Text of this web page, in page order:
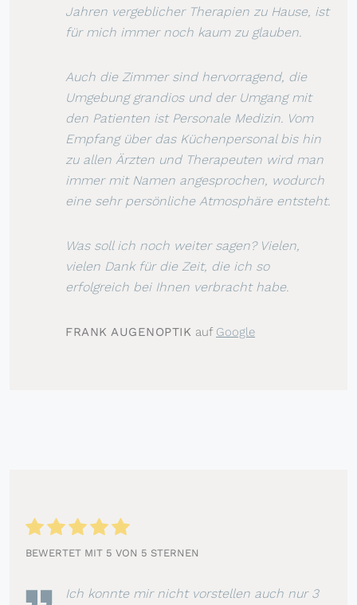
Jahren vergeblicher Therapien zu Hause, ist
für mich immer noch kaum zu glauben.
Auch die Zimmer sind hervorragend, die
Umgebung grandios und der Umgang mit
den Patienten ist Personale Medizin. Vom
Empfang über das Küchenpersonal bis hin
zu allen Ärzten und Therapeuten wird man
immer mit Namen angesprochen, wodurch
eine sehr persönliche Atmosphäre entsteht.
Was soll ich noch weiter sagen? Vielen,
vielen Dank für die Zeit, die ich so
erfolgreich bei Ihnen verbracht habe.
FRANK AUGENOPTIK auf Google
BEWERTET MIT 5 VON 5 STERNEN
Ich konnte mir nicht vorstellen auch nur 3